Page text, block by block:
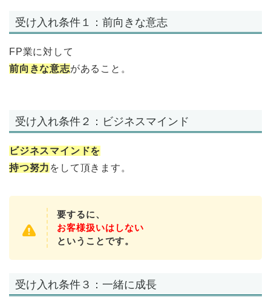
受け入れ条件１：前向きな意志
FP業に対して
前向きな意志があること。
受け入れ条件２：ビジネスマインド
ビジネスマインドを
持つ努力 をして頂きます。
要するに、
お客様扱いはしない
ということです。
受け入れ条件３：一緒に成長